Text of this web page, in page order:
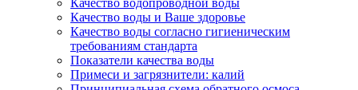
Качество водопроводной воды
Качество воды и Ваше здоровье
Качество воды согласно гигиеническим
требованиям стандарта
Показатели качества воды
Примеси и загрязнители: калий